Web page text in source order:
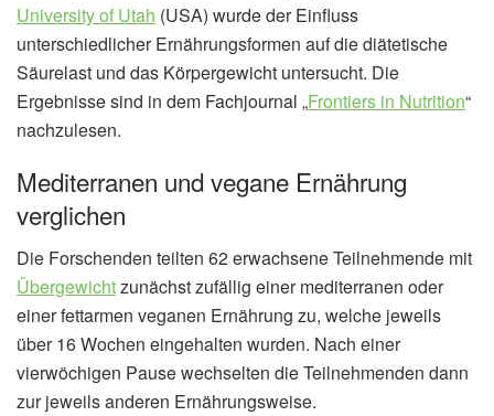
University of Utah (USA) wurde der Einfluss
unterschiedlicher Ernährungsformen auf die diätetische
Säurelast und das Körpergewicht untersucht. Die
Ergebnisse sind in dem Fachjournal „Frontiers in Nutrition“
nachzulesen.
Mediterranen und vegane Ernährung
verglichen
Die Forschenden teilten 62 erwachsene Teilnehmende mit
Übergewichtzunächst zufällig einer mediterranen oder
einer fettarmen veganen Ernährung zu, welche jeweils
über 16 Wochen eingehalten wurden. Nach einer
vierwöchigen Pause wechselten die Teilnehmenden dann
zur jeweils anderen Ernährungsweise.